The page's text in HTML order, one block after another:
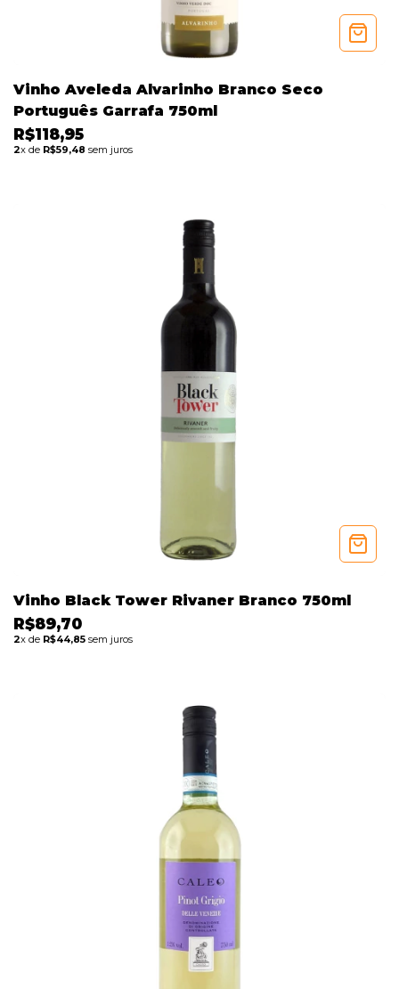
Vinho Aveleda Alvarinho Branco Seco
Português Garrafa 750ml
R$118,95
2x de R$59,48 sem juros
Vinho Black Tower Rivaner Branco 750ml
R$89,70
2x de R$44,85 sem juros